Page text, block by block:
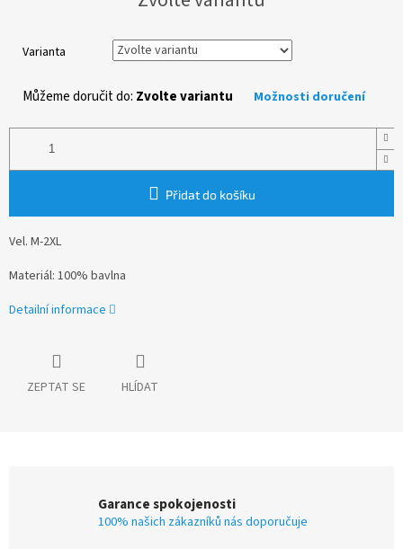
Varianta
Můžeme doručit do: Zvolte variantu Možnosti doručení
Přidat do košíku
Vel. M-2XL
Materiál: 100% bavlna
Detailní informace
ZEPTAT SE HLÍDAT
Garance spokojenosti
100% našich zákazníků nás doporučuje